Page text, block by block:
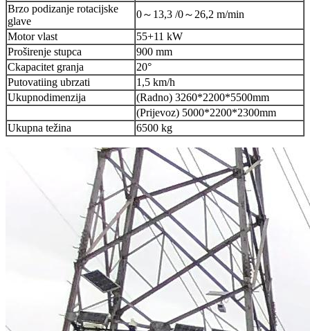
Brzo podizanje rotacijske
glave
0～ 13,3 /0～ 26,2 m/min
Motor vlast
55+11 kW
Proširenje stupca
900 mm
Ckapacitet granja 20°
Putovatiing ubrzati 1,5 km/h
Ukupnodimenzija (Radno) 3260*2200*5500mm
(Prijevoz) 5000*2200*2300mm
Ukupna težina
6500 kg